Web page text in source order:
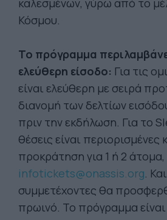
καλεσμένων, γύρω από το
Κόσμου.
Το πρόγραμμα
ελεύθερη είσοδο: Για τις
είναι ελεύθερη με σειρά
διανομή των δελτίων
πριν την εκδήλωση. Για το
θέσεις είναι περιορισμένες
προκράτηση για 1 ή 2
infotickets@onassis.org.
συμμετέχοντες θα
πρωινό. Το πρόγραμμα